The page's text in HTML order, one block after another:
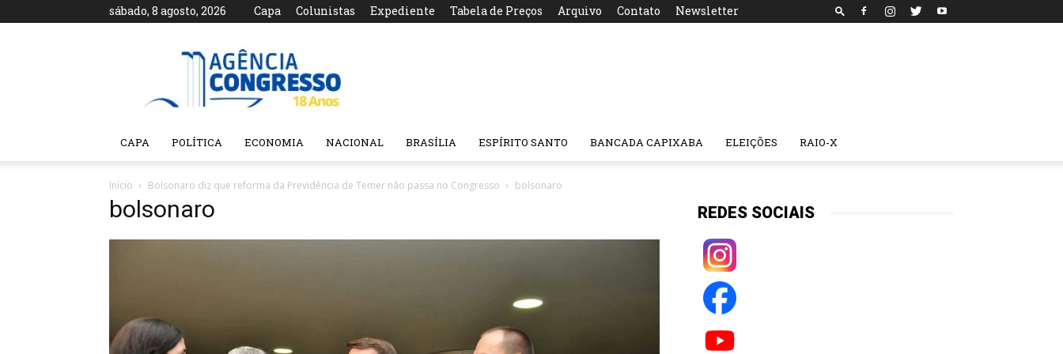
sábado, 8 agosto, 2026 Capa Colunistas Expediente Tabela de Preços Arquivo Contato Newsletter
Agência
CAPA POLÍTICA ECONOMIA NACIONAL BRASÍLIA ESPÍRITO SANTO BANCADA CAPIXABA ELEIÇÕES RAIO-X
Início Bolsonaro diz que reforma da Previdência de Temer não passa no Congresso bolsonaro
bolsonaro REDES SOCIAIS